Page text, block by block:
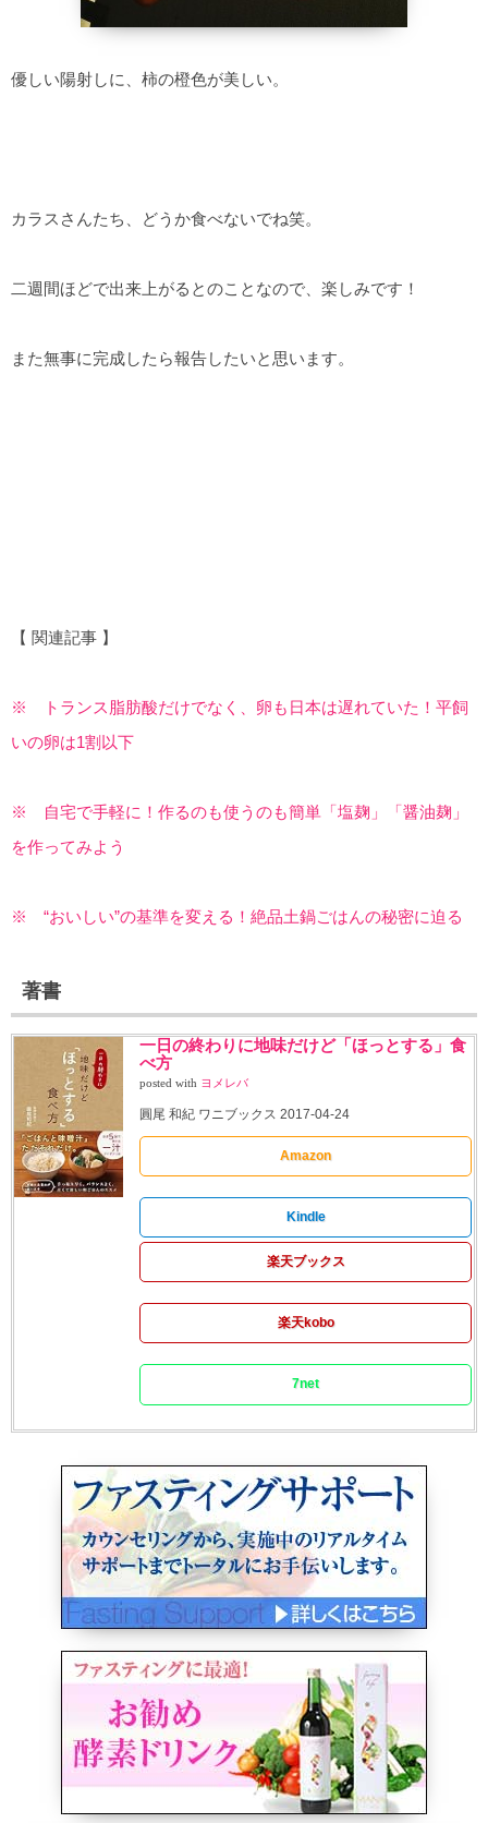
優しい陽射しに、柿の橙色が美しい。
カラスさんたち、どうか食べないでね笑。
二週間ほどで出来上がるとのことなので、楽しみです！
また無事に完成したら報告したいと思います。
【 関連記事 】
※ トランス脂肪酸だけでなく、卵も日本は遅れていた！平飼
いの卵は1割以下
※ 自宅で手軽に！作るのも使うのも簡単「塩麹」「醤油麹」
を作ってみよう
※ “おいしい”の基準を変える！絶品土鍋ごはんの秘密に迫る
著書
一日の終わりに地味だけど「ほっとする」食
べ方
posted with ヨメレバ
圓尾 和紀 ワニブックス 2017-04-24
Amazon
Kindle
楽天ブックス
楽天kobo
7net